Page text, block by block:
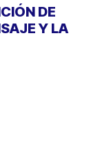
DE
Y LA